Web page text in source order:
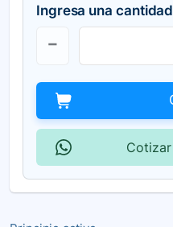
Ingresa una